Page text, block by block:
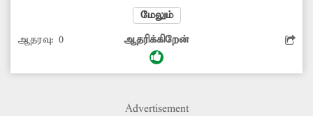
உள்ளது. இவை விபத்துகளை தடுக்க
அமைக்கப்பட்டு இருப்பது
ஏற்றுக்கொள்ளக்கூடியதுதான். ஆனால் வாகன
ஓட்டிகள் தெரிந்து கொள்வதற்கு வசதியாக
அல்லது வெள்ளை நிறத்தில் வர்ணம் பூசுவதோ
மேலும்
ஆதரவு: 0 ஆதரிக்கிறேன்
Advertisement